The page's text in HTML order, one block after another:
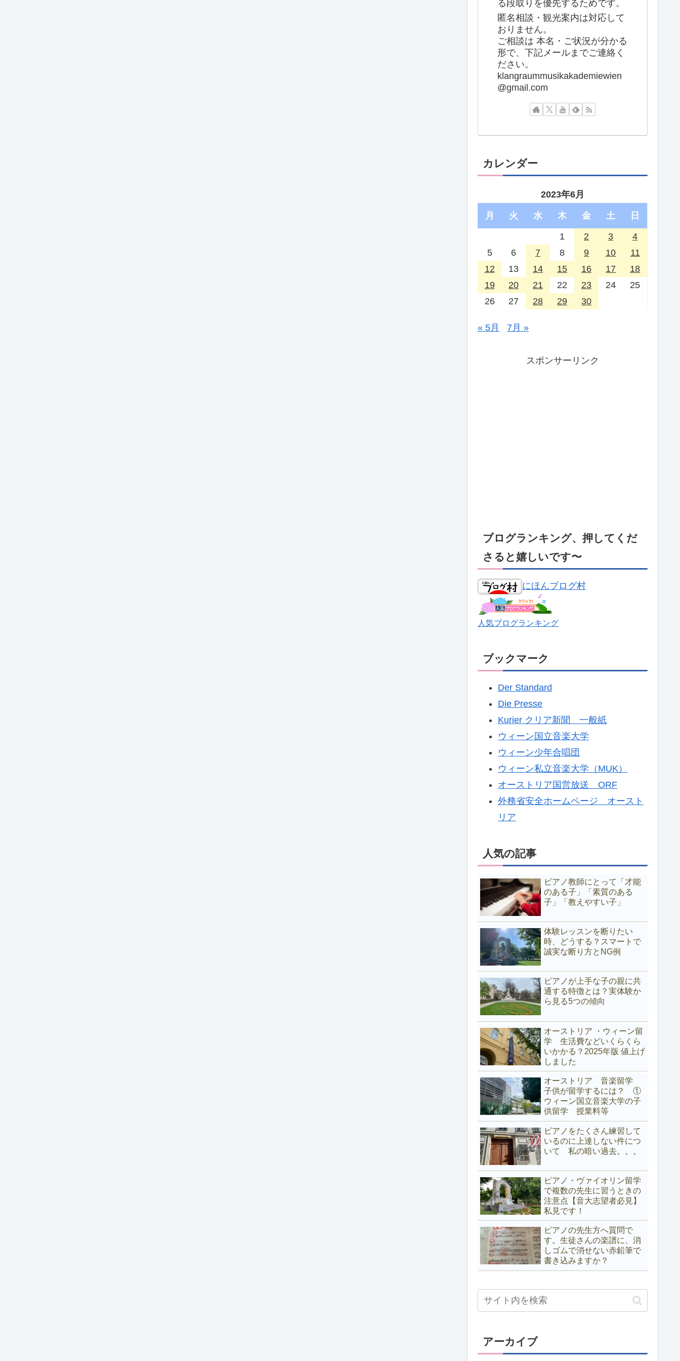
る段取りを優先するためです。
匿名相談・観光案内は対応して
おりません。
ご相談は 本名・ご状況が分かる
形で、下記メールまでご連絡く
ださい。
klangraummusikakademiewien
@gmail.com
カレンダー
2023年6月
月 火 水 木 金 土 日
1 2 3
4
5
6 7 8 9 10
11
12
13 14 15 16 17
18
19
20 21 22 23 24
25
26
27 28 29 30
« 5月 7月 »
スポンサーリンク
ブログランキング、押してくだ
さると嬉しいです〜
にほんブログ村
人気ブログランキング
ブックマーク
Der Standard
Die Presse
Kurier クリア新聞 一般紙
ウィーン国立音楽大学
ウィーン少年合唱団
ウィーン私立音楽大学（MUK）
オーストリア国営放送 ORF
外務省安全ホームページ オースト
リア
人気の記事
ピアノ教師にとって「才能
のある子」「素質のある
子」「教えやすい子」
体験レッスンを断りたい
時、どうする？スマートで
誠実な断り方とNG例
ピアノが上手な子の親に共
通する特徴とは？実体験か
ら見る5つの傾向
オーストリア ・ウィーン留
学 生活費などいくらくら
いかかる？2025年版 値上げ
しました
オーストリア 音楽留学
子供が留学するには？ ①
ウィーン国立音楽大学の子
供留学 授業料等
ピアノをたくさん練習して
いるのに上達しない件につ
いて 私の暗い過去。。。
ピアノ・ヴァイオリン留学
で複数の先生に習うときの
注意点【音大志望者必見】
私見です！
ピアノの先生方へ質問で
す。生徒さんの楽譜に、消
しゴムで消せない赤鉛筆で
書き込みますか？
アーカイブ